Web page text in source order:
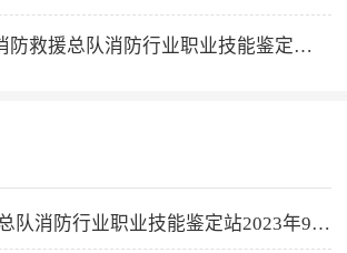
总队消防行业职业技能鉴定站2025年10月消防设施操作员职业技能鉴定公告
山东省消防救援总队消防行业职业技能鉴定站2023年9月续增鉴定计划公告